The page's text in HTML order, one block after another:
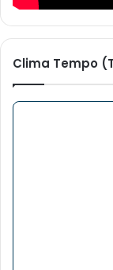
Clima Tempo